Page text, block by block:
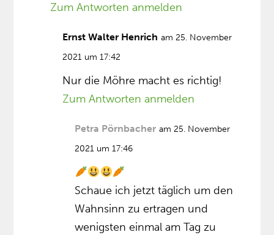
Zum Antworten anmelden
Ernst Walter Henrich am 25. November
2021 um 17:42
Nur die Möhre macht es richtig!
Zum Antworten anmelden
Petra Pörnbacher am 25. November
2021 um 17:46
Schaue ich jetzt täglich um den
Wahnsinn zu ertragen und
wenigsten einmal am Tag zu